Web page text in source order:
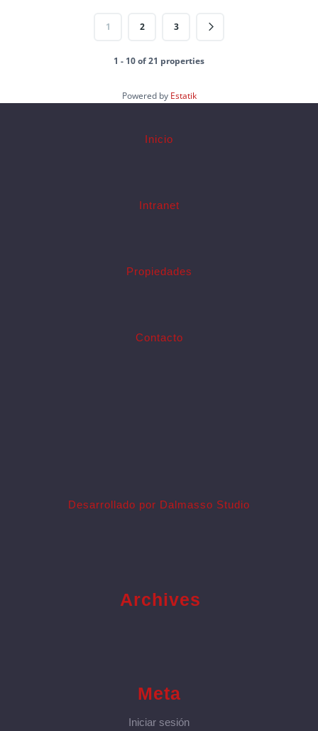
1 2 3
1 - 10 of 21 properties
Powered by Estatik
Inicio
Intranet
Propiedades
Contacto
Desarrollado por Dalmasso Studio
Archives
Meta
Iniciar sesión